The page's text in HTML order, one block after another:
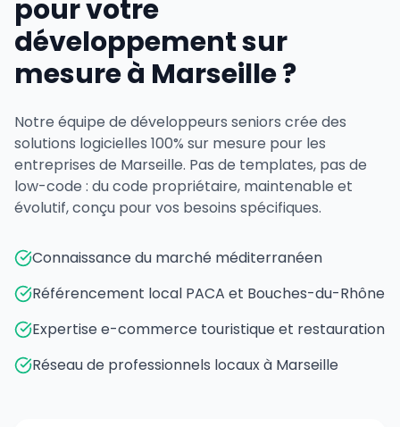
pour votre
développement sur
mesure à Marseille ?
Notre équipe de développeurs seniors crée des
solutions logicielles 100% sur mesure pour les
entreprises de Marseille. Pas de templates, pas de
low-code : du code propriétaire, maintenable et
évolutif, conçu pour vos besoins spécifiques.
Connaissance du marché méditerranéen
Référencement local PACA et Bouches-du-Rhône
Expertise e-commerce touristique et restauration
Réseau de professionnels locaux à Marseille